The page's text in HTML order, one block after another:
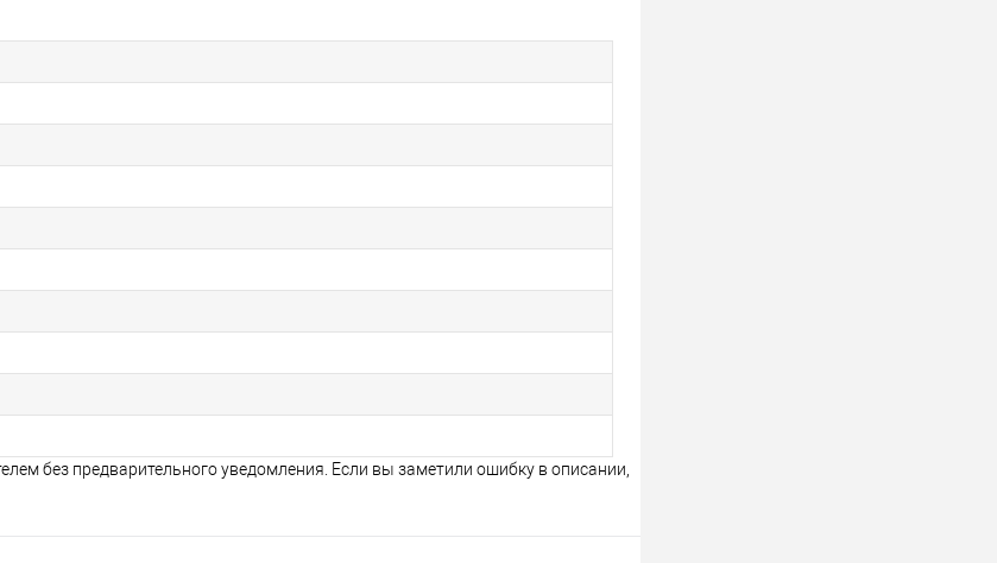
без предварительного уведомления. Если вы заметили ошибку в описании,